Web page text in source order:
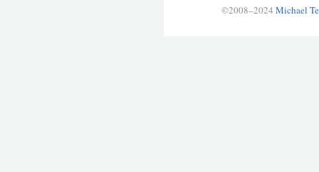
©2008–2024 Michael